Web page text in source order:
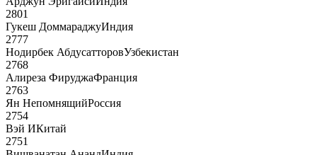
2801
Гукеш ДоммараджуИндия
2777
Нодирбек АбдусатторовУзбекистан
2768
Алиреза ФируджаФранция
2763
Ян НепомнящийРоссия
2754
Вэй ИКитай
2751